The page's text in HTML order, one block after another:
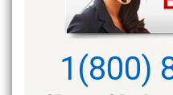
1(800)